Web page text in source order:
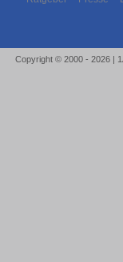
Copyright © 2000 - 2026 |